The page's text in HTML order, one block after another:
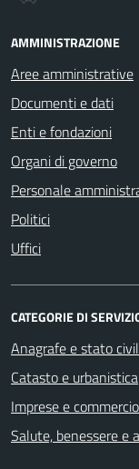
AMMINISTRAZIONE
Aree amministrative
Documenti e dati
Enti e fondazioni
Organi di governo
Personale
Politici
Uffici
CATEGORIE DI
Anagrafe e stato
Catasto e urbanistica
Imprese e commercio
Salute, benessere e